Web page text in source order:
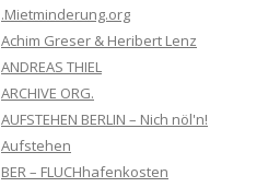
.Mietminderung.org
Achim Greser & Heribert Lenz
ANDREAS THIEL
ARCHIVE ORG.
AUFSTEHEN BERLIN – Nich nöl'n!
Aufstehen
BER – FLUCHhafenkosten